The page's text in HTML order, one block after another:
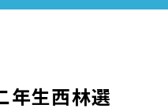
年生西林選